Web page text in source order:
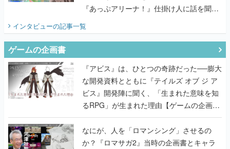
『あっぷアリーナ！』仕掛け人に話を聞い
インタビューの記事一覧
ゲームの企画書
『アビス』は、ひとつの奇跡だった──膨大
な開発資料とともに『テイルズ オブ ジ ア
ビス』開発陣に聞く、「生まれた意味を知
るRPG」が生まれた理由【ゲームの企画
書】
なにが、人を「ロマンシング」させるの
か？『ロマサガ2』当時の企画書とキャラ